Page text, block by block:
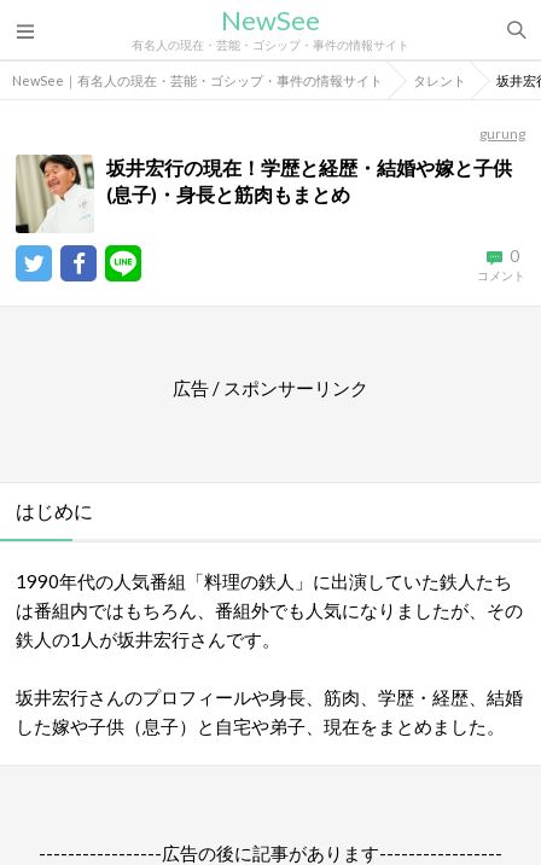
NewSee
有名人の現在・芸能・ゴシップ・事件の情報サイト
NewSee｜有名人の現在・芸能・ゴシップ・事件の情報サイト タレント 坂井宏
gurung
坂井宏行の現在！学歴と経歴・結婚や嫁と子供
(息子)・身長と筋肉もまとめ
0
コメント
広告 / スポンサーリンク
はじめに
1990年代の人気番組「料理の鉄人」に出演していた鉄人たち
は番組内ではもちろん、番組外でも人気になりましたが、その
鉄人の1人が坂井宏行さんです。
坂井宏行さんのプロフィールや身長、筋肉、学歴・経歴、結婚
した嫁や子供（息子）と自宅や弟子、現在をまとめました。
-----------------広告の後に記事があります-----------------